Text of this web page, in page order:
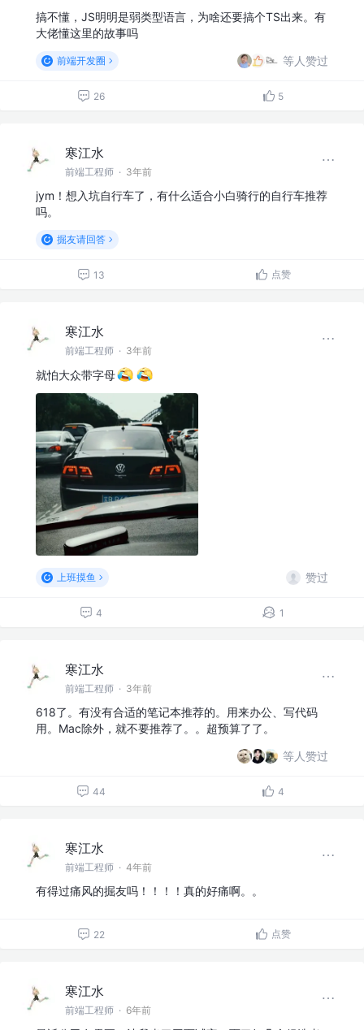
搞不懂，JS明明是弱类型语言，为啥还要搞个TS出来。有
大佬懂这里的故事吗
前端开发圈 等人赞过
26 5
寒江水
前端工程师 · 3年前
jym！想入坑自行车了，有什么适合小白骑行的自行车推荐
吗。
掘友请回答
13 点赞
寒江水
前端工程师 · 3年前
就怕大众带字母
上班摸鱼 赞过
4 1
寒江水
前端工程师 · 3年前
618了。有没有合适的笔记本推荐的。用来办公、写代码
用。Mac除外，就不要推荐了。。超预算了了。
等人赞过
44 4
寒江水
前端工程师 · 4年前
有得过痛风的掘友吗！！！！真的好痛啊。。
22 点赞
寒江水
前端工程师 · 6年前